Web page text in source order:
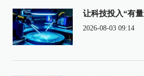
让科技投入“有
2026-08-03 09:14